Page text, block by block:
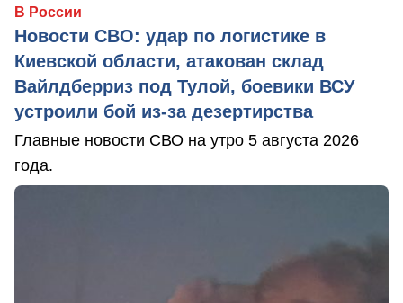
В России
Новости СВО: удар по логистике в
Киевской области, атакован склад
Вайлдберриз под Тулой, боевики ВСУ
устроили бой из-за дезертирства
Главные новости СВО на утро 5 августа 2026
года.